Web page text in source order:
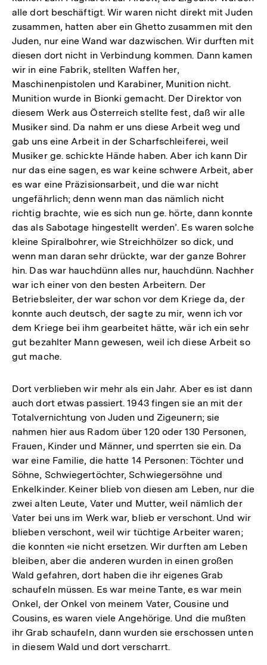
alle dort beschäftigt. Wir waren nicht direkt mit Juden
zusammen, hatten aber ein Ghetto zusammen mit den
Juden, nur eine Wand war dazwischen. Wir durften mit
diesen dort nicht in Verbindung kommen. Dann kamen
wir in eine Fabrik, stellten Waffen her,
Maschinenpistolen und Karabiner, Munition nicht.
Munition wurde in Bionki gemacht. Der Direktor von
diesem Werk aus Österreich stellte fest, daß wir alle
Musiker sind. Da nahm er uns diese Arbeit weg und
gab uns eine Arbeit in der Scharfschleiferei, weil
Musiker ge. schickte Hände haben. Aber ich kann Dir
nur das eine sagen, es war keine schwere Arbeit, aber
es war eine Präzisionsarbeit, und die war nicht
ungefährlich; denn wenn man das nämlich nicht
richtig brachte, wie es sich nun ge. hörte, dann konnte
das als Sabotage hingestellt werden’. Es waren solche
kleine Spiralbohrer, wie Streichhölzer so dick, und
wenn man daran sehr drückte, war der ganze Bohrer
hin. Das war hauchdünn alles nur, hauchdünn. Nachher
war ich einer von den besten Arbeitern. Der
Betriebsleiter, der war schon vor dem Kriege da, der
konnte auch deutsch, der sagte zu mir, wenn ich vor
dem Kriege bei ihm gearbeitet hätte, wär ich ein sehr
gut bezahlter Mann gewesen, weil ich diese Arbeit so
gut mache.
Dort verblieben wir mehr als ein Jahr. Aber es ist dann
auch dort etwas passiert. 1943 fingen sie an mit der
Totalvernichtung von Juden und Zigeunern; sie
nahmen hier aus Radom über 120 oder 130 Personen,
Frauen, Kinder und Männer, und sperrten sie ein. Da
war eine Familie, die hatte 14 Personen: Töchter und
Söhne, Schwiegertöchter, Schwiegersöhne und
Enkelkinder. Keiner blieb von diesen am Leben, nur die
zwei alten Leute, Vater und Mutter, weil nämlich der
Vater bei uns im Werk war, blieb er verschont. Und wir
blieben verschont, weil wir tüchtige Arbeiter waren;
die konnten «ie nicht ersetzen. Wir durften am Leben
bleiben, aber die anderen wurden in einen großen
Wald gefahren, dort haben die ihr eigenes Grab
schaufeln müssen. Es war meine Tante, es war mein
Onkel, der Onkel von meinem Vater, Cousine und
Cousins, es waren viele Angehörige. Und die mußten
ihr Grab schaufeln, dann wurden sie erschossen unten
in diesem Wald und dort verscharrt.